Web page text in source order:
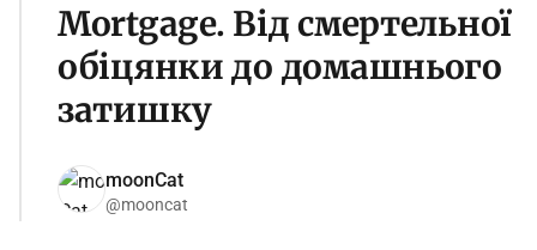
Mortgage. Від смертельної
обіцянки до домашнього
затишку
moonCat
@mooncat